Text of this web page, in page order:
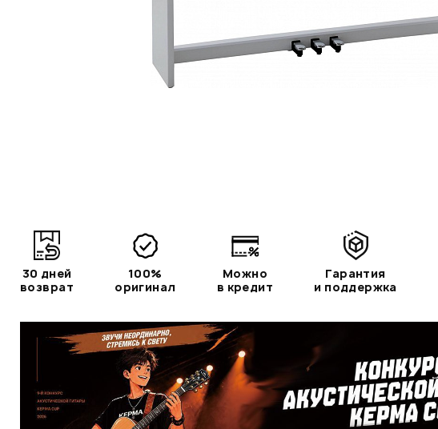
30 дней
возврат
100%
оригинал
Можно
в кредит
Гарантия
и поддержка